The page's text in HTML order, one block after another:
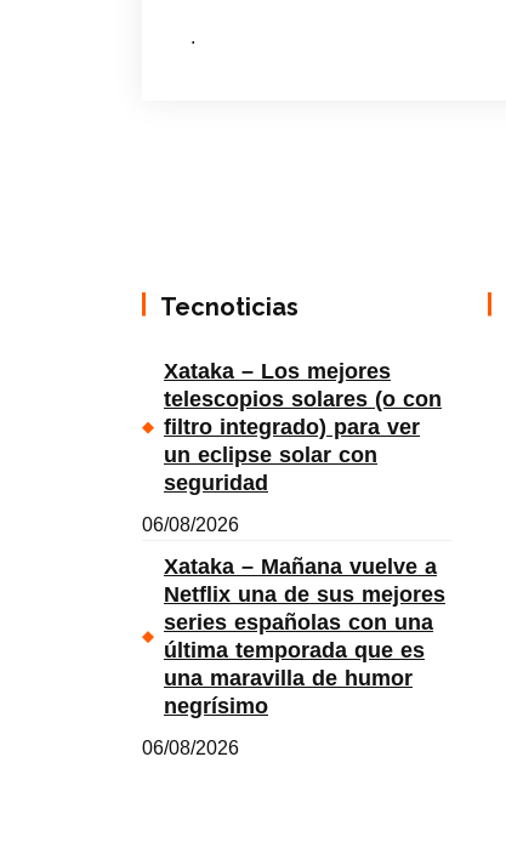
.
Tecnoticias
Xataka – Los mejores
telescopios solares (o con
filtro integrado) para ver
un eclipse solar con
seguridad
06/08/2026
Xataka – Mañana vuelve a
Netflix una de sus mejores
series españolas con una
última temporada que es
una maravilla de humor
negrísimo
06/08/2026